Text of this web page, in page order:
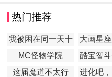
热门推荐
我被困在同一天十
万年
大画星
第
MC怪物学院
酷宝智
这届魔道不太行 进化吧，